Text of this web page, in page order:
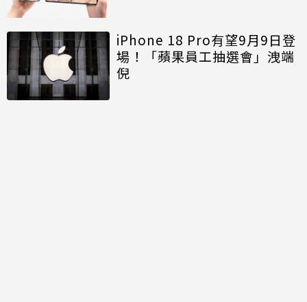
iPhone 18 Pro有望9月9日登
場！「蘋果員工抽選會」洩端
倪